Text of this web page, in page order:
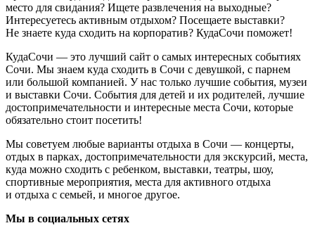
место для свидания? Ищете развлечения на выходные?
Интересуетесь активным отдыхом? Посещаете выставки?
Не знаете куда сходить на корпоратив? КудаСочи поможет!
КудаСочи — это лучший сайт о самых интересных событиях
Сочи. Мы знаем куда сходить в Сочи с девушкой, с парнем
или большой компанией. У нас только лучшие события, музеи
и выставки Сочи. События для детей и их родителей, лучшие
достопримечательности и интересные места Сочи, которые
обязательно стоит посетить!
Мы советуем любые варианты отдыха в Сочи — концерты,
отдых в парках, достопримечательности для экскурсий, места,
куда можно сходить с ребенком, выставки, театры, шоу,
спортивные мероприятия, места для активного отдыха
и отдыха с семьей, и многое другое.
Мы в социальных сетях